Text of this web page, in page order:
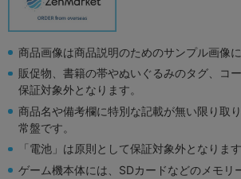
商品画像は商品説明のためのサンプル画像に
販促物、書籍の帯やぬいぐるみのタグ、コ
保証対象外となります。
商品名や備考欄に特別な記載が無い限り取
常盤です。
「電池」は原則として保証対象外となります
ゲーム機本体には、SDカードなどのメモリ